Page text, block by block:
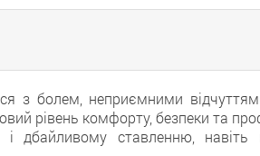
з болем, неприємними
рівень комфорту, безпеки та
дбайливому ставленню, навіть